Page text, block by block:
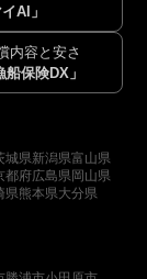
イAI」
内容と安さ
船保険DX」
城県新潟県富山県
都府広島県岡山県
県熊本県大分県